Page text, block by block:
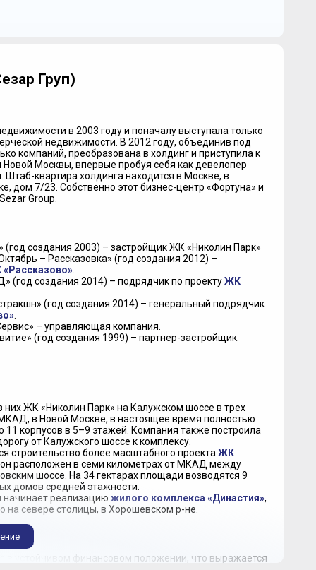
Груп)
в 2003 году и поначалу выступала только
недвижимости. В 2012 году, объединив под
компаний, преобразована в холдинг и приступила к
Москвы, впервые пробуя себя как девелопер
квартира холдинга находится в Москве, в
дом 7/23. Собственно этот бизнес-центр «Фортуна» и
Group.
(год создания 2003) – застройщик ЖК «Николин Парк»
– Рассказовка» (год создания 2012) –
.
(год создания 2014) – подрядчик по проектуЖК
(год создания 2014) – генеральный подрядчик
.
– управляющая компания.
(год создания 1999) – партнер-застройщик.
них ЖК «Николин Парк» на Калужском шоссе в трех
в Новой Москве, в настоящее время полностью
11 корпусов в 5–9 этажей. Компания также построила
от Калужского шоссе к комплексу.
строительство более масштабного проекта ЖК
расположен в семи километрах от МКАД между
шоссе. На 34 гектарах площади возводятся 9
домов средней этажности.
начинает реализацию жилого комплекса «Династия»,
на севере столицы, в Хорошевском р-не.
в устойчивом финансовом положении, что выражается